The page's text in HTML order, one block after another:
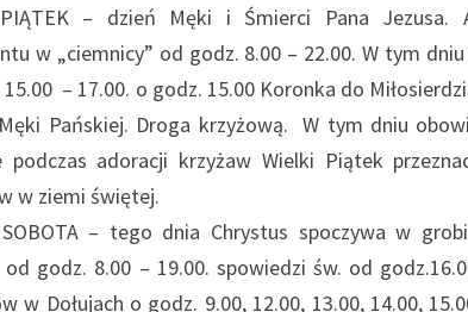
– dzień Męki i Śmierci Pana Jezusa.
w „ciemnicy” od godz. 8.00 – 22.00. W tym
– 17.00. o godz. 15.00 Koronka do
Pańskiej. Droga krzyżową. W tym dniu
podczas adoracji krzyżaw Wielki Piątek
w ziemi świętej.
SOBOTA – tego dnia Chrystus spoczywa w
od godz. 8.00 – 19.00. spowiedzi św. od
w Dołujach o godz. 9.00, 12.00, 13.00, 14.00,